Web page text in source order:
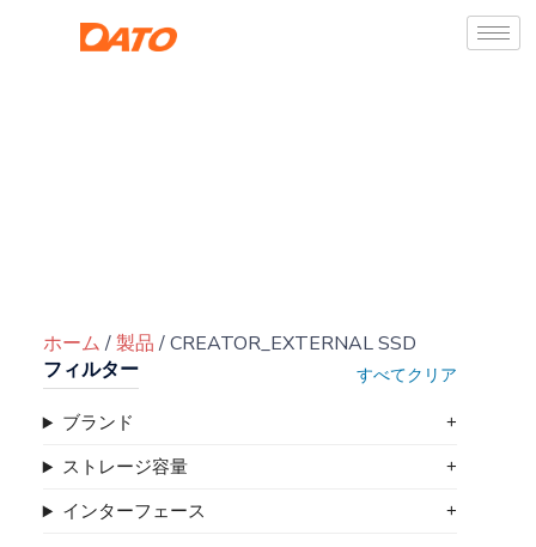
ホーム/製品/ CREATOR_EXTERNAL SSD
フィルター
すべてクリア
ブランド
ストレージ容量
インターフェース